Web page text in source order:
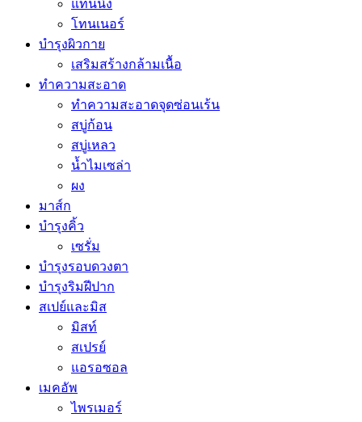
แทนนิ่ง
โทนเนอร์
บำรุงผิวกาย
เสริมสร้างกล้ามเนื้อ
ทำความสะอาด
ทำความสะอาดจุดซ่อนเร้น
สบู่ก้อน
สบู่เหลว
น้ำไมเซล่า
ผง
มาส์ก
บำรุงคิ้ว
เซรั่ม
บำรุงรอบดวงตา
บำรุงริมฝีปาก
สเปย์และมิส
มิสท์
สเปรย์
แอรอซอล
เมคอัพ
ไพรเมอร์